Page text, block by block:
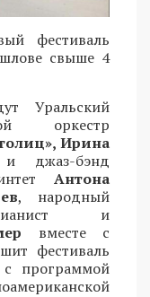
фестиваль
свыше 4
Уральский
оркестр
Ирина
джаз-бэнд
Антона
, народный
и
вместе с
фестиваль
с программой